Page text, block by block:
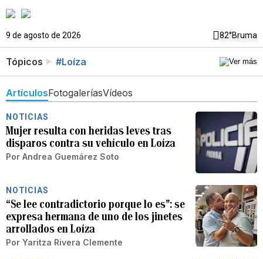
9 de agosto de 2026 82°Bruma
Tópicos #Loíza
ArtículosFotogaleríasVídeos
NOTICIAS
Mujer resulta con heridas leves tras
disparos contra su vehículo en Loíza
Por Andrea Guemárez Soto
NOTICIAS
“Se lee contradictorio porque lo es”: se
expresa hermana de uno de los jinetes
arrollados en Loíza
Por Yaritza Rivera Clemente